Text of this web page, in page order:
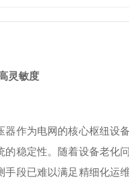
灵敏度
器作为电网的核心枢纽设
的稳定性。随着设备老化
手段已难以满足精细化运